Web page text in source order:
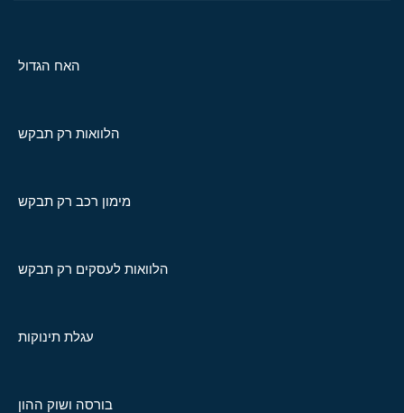
האח הגדול
הלוואות רק תבקש
מימון רכב רק תבקש
הלוואות לעסקים רק תבקש
עגלת תינוקות
בורסה ושוק ההון